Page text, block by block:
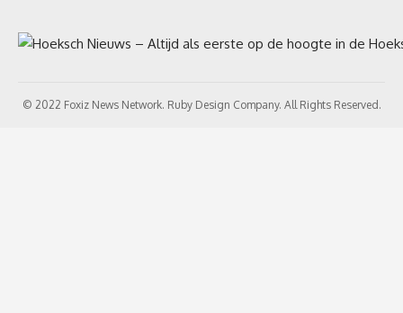
© 2022 Foxiz News Network. Ruby Design Company. All Rights Reserved.